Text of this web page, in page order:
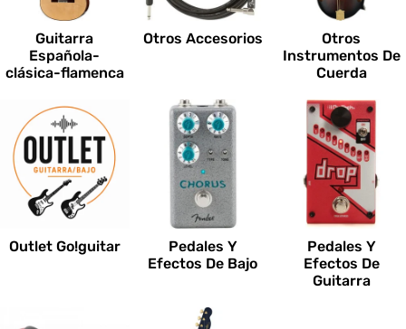
Guitarra
Española-
clásica-flamenca
Otros Accesorios
Otros
Instrumentos De
Cuerda
Outlet Go!guitar
Pedales Y
Efectos De Bajo
Pedales Y
Efectos De
Guitarra